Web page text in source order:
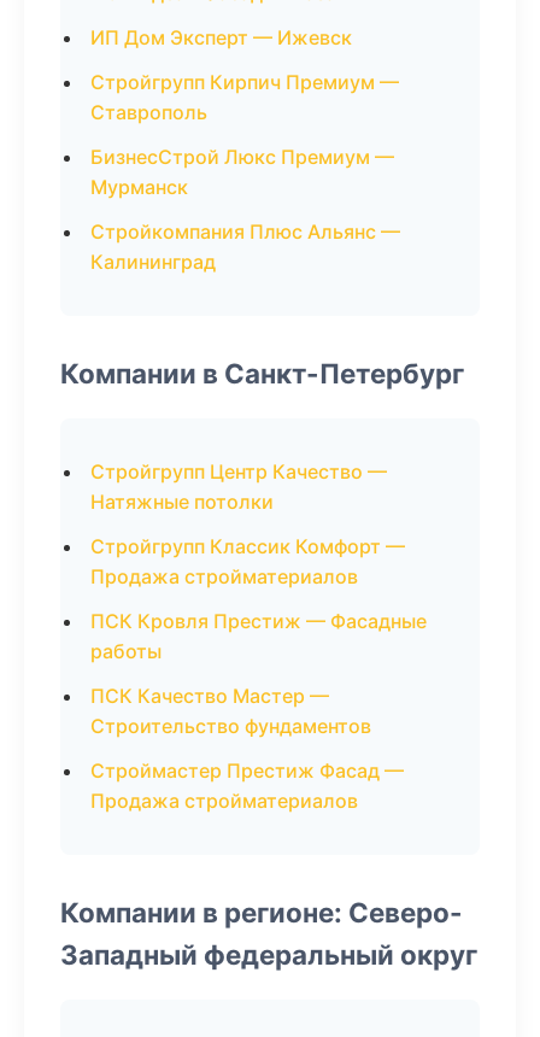
ИП Дом Эксперт — Ижевск
Стройгрупп Кирпич Премиум —
Ставрополь
БизнесСтрой Люкс Премиум —
Мурманск
Стройкомпания Плюс Альянс —
Калининград
Компании в Санкт-Петербург
Стройгрупп Центр Качество —
Натяжные потолки
Стройгрупп Классик Комфорт —
Продажа стройматериалов
ПСК Кровля Престиж — Фасадные
работы
ПСК Качество Мастер —
Строительство фундаментов
Строймастер Престиж Фасад —
Продажа стройматериалов
Компании в регионе: Северо-
Западный федеральный округ